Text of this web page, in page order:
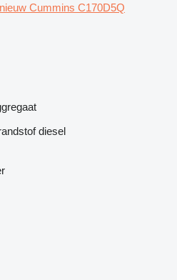
nieuw Cummins C170D5Q
diesel